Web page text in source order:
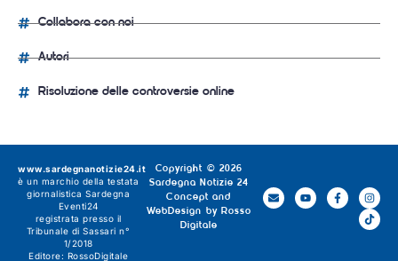
Collabora con noi
Autori
Risoluzione delle controversie online
Copyright © 2026
Sardegna Notizie 24
Concept and
WebDesign by Rosso
Digitale
www.sardegnanotizie24.it
è un marchio della testata
giornalistica Sardegna
Eventi24
registrata presso il
Tribunale di Sassari n°
1/2018
Editore: RossoDigitale